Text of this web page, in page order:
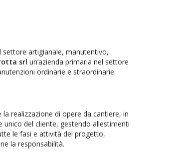
settore artigianale, manutentivo,
srl un’azienda primaria nel settore
ordinarie e straordinarie.
realizzazione di opere da cantiere, in
del cliente, gestendo allestimenti
le fasi e attività del progetto,
la responsabilità.